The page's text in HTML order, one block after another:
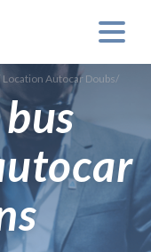
Location Autocar Doubs/